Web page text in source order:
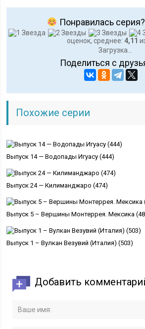
Понравилась
оценок, среднее: 4,11
Загрузка...
Поделиться с
Похожие серии
Выпуск 14 — Водопады Игуасу (444)
Выпуск 24 — Килиманджаро (474)
Выпуск 5 – Вершины Монтеррея. Мексика
Выпуск 1 – Вулкан Везувий (Италия) (503)
Добавить